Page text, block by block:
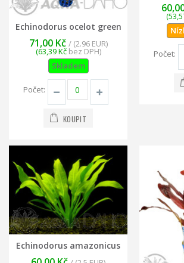
Echinodorus ocelot green
71,00 Kč / (2.96 EUR)
(63,39 Kčbez DPH)
Skladem
Počet:
KOUPIT
Počet:
Echinodorus amazonicus